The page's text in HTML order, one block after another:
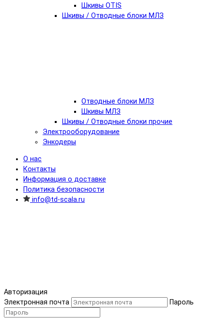
Шкивы OTIS
Шкивы / Отводные блоки МЛЗ
Отводные блоки МЛЗ
Шкивы МЛЗ
Шкивы / Отводные блоки прочие
Электрооборудование
Энкодеры
О нас
Контакты
Информация о доставке
Политика безопасности
info@td-scala.ru
Авторизация
Электронная почта
Пароль